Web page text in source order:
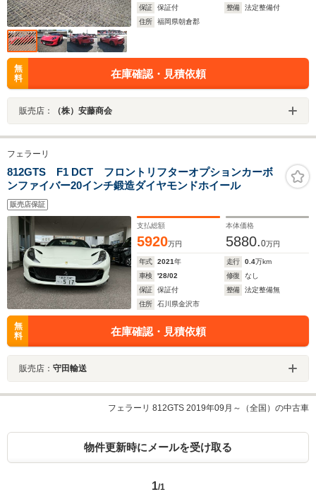
保証
保証付 整備
法定整備付
住所
福岡県朝倉郡
無
料
在庫確認・見積依頼
販売店： （株）安藤商会
フェラーリ
812GTS F1 DCT フロントリフターオプションカーボ
ンファイバー20インチ鍛造ダイヤモンドホイール
販売店保証
支払総額
5920万円
本体価格
5880.0万円
年式 2021年 走行 0.4万km
車検
'28/02 修復
なし
保証
保証付 整備
法定整備無
住所
石川県金沢市
無
料
在庫確認・見積依頼
販売店： 守田輸送
フェラーリ 812GTS 2019年09月～（全国）の中古車
物件更新時にメールを受け取る
1/1